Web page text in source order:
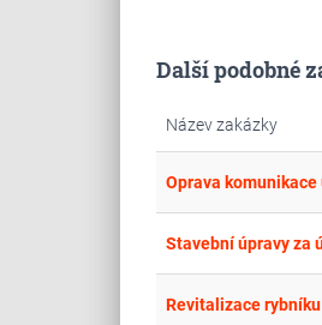
Další podobné
Název zakázky
Oprava komunikace
Stavební úpravy za
Revitalizace